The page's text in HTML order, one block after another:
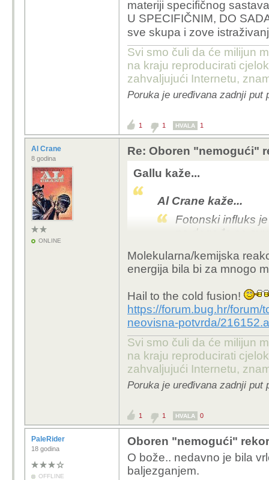
materiji specifičnog
U SPECIFIČNIM, DO
sve skupa i zove
Svi smo čuli da će milijun
na kraju reproducirati
zahvaljujući Internetu,
Poruka je uređivana zadnji put
1 1 HVALA 1
Al Crane
8 godina
ONLINE
Re: Oboren "nemogući"
Gallu kaže...
Al Crane kaže...
Fotonski influks
ne događa se
Rekao bih da je
energije mi
To znači da dolazi do
Molekularna/kemijska
energija bila bi za mnogo
Hail to the cold fusion!
https://forum.bug.hr/
neovisna-potvrda/
Svi smo čuli da će milijun
na kraju reproducirati
zahvaljujući Internetu,
Poruka je uređivana zadnji put
1 1 HVALA 0
PaleRider
18 godina
OFFLINE
Oboren "nemogući"
O bože.. nedavno je bila
baljezganjem.